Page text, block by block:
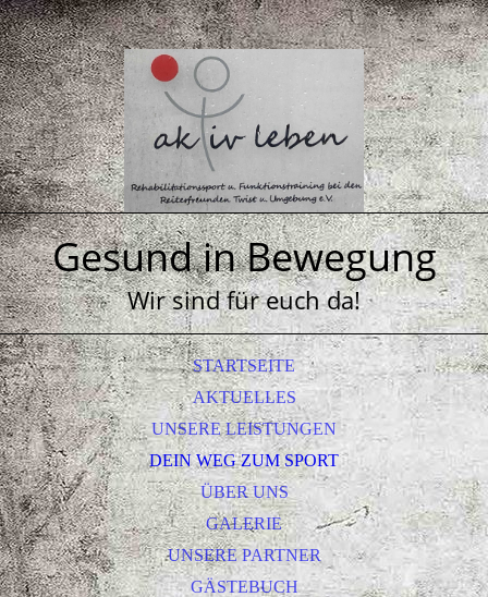
Gesund in Bewegung
Wir sind für euch da!
STARTSEITE
AKTUELLES
UNSERE LEISTUNGEN
DEIN WEG ZUM SPORT
ÜBER UNS
GALERIE
UNSERE PARTNER
GÄSTEBUCH